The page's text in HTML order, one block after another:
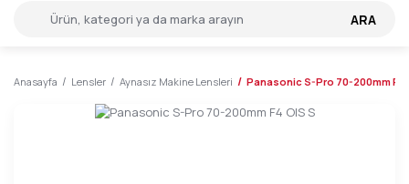
ARA
Anasayfa Lensler Aynasız Makine Lensleri Panasonic S-Pro 70-200mm F4